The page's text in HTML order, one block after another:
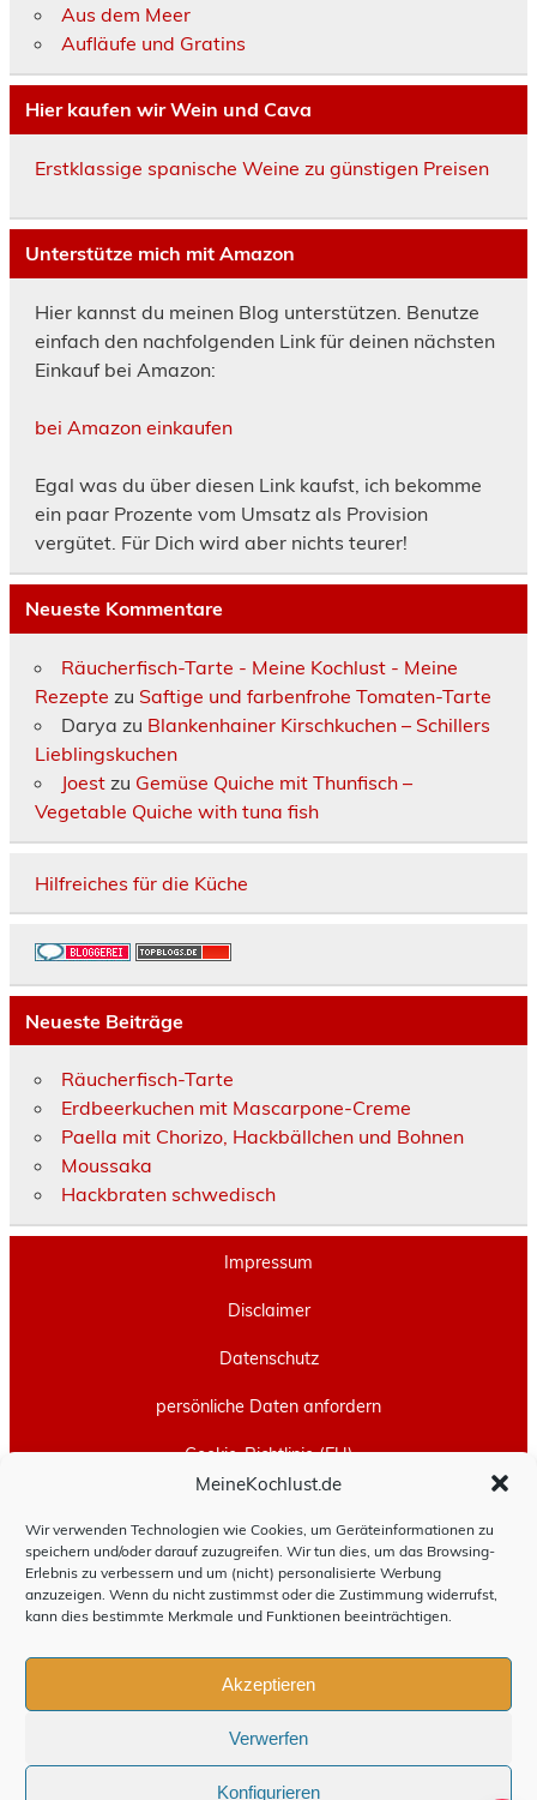
MeineKochlust.de
Wir verwenden Technologien wie Cookies, um Geräteinformationen zu
speichern und/oder darauf zuzugreifen. Wir tun dies, um das Browsing-
Erlebnis zu verbessern und um (nicht) personalisierte Werbung
anzuzeigen. Wenn du nicht zustimmst oder die Zustimmung widerrufst,
kann dies bestimmte Merkmale und Funktionen beeinträchtigen.
Akzeptieren
Verwerfen
Konfigurieren
Aus dem Meer
Aufläufe und Gratins
Hier kaufen wir Wein und Cava
Erstklassige spanische Weine zu günstigen Preisen
Unterstütze mich mit Amazon
Hier kannst du meinen Blog unterstützen. Benutze
einfach den nachfolgenden Link für deinen nächsten
Einkauf bei Amazon:
bei Amazon einkaufen
Egal was du über diesen Link kaufst, ich bekomme
ein paar Prozente vom Umsatz als Provision
vergütet. Für Dich wird aber nichts teurer!
Neueste Kommentare
Räucherfisch-Tarte - Meine Kochlust - Meine
Rezepte zu Saftige und farbenfrohe Tomaten-Tarte
Darya zu Blankenhainer Kirschkuchen – Schillers
Lieblingskuchen
Joestzu Gemüse Quiche mit Thunfisch –
Vegetable Quiche with tuna fish
Hilfreiches für die Küche
Neueste Beiträge
Räucherfisch-Tarte
Erdbeerkuchen mit Mascarpone-Creme
Paella mit Chorizo, Hackbällchen und Bohnen
Moussaka
Hackbraten schwedisch
Impressum
Disclaimer
Datenschutz
persönliche Daten anfordern
Cookie-Richtlinie (EU)